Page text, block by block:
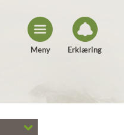
Meny Erklæring